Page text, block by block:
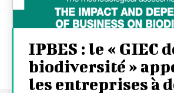
IPBES : le « GIEC
biodiversité »
les entreprises à